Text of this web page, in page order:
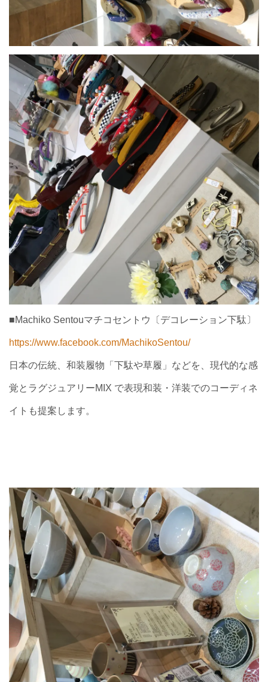
■Machiko Sentouマチコセントウ〔デコレーション下駄〕
https://www.facebook.com/MachikoSentou/
日本の伝統、和装履物「下駄や草履」などを、現代的な感
覚とラグジュアリーMIX で表現和装・洋装でのコーディネ
イトも提案します。